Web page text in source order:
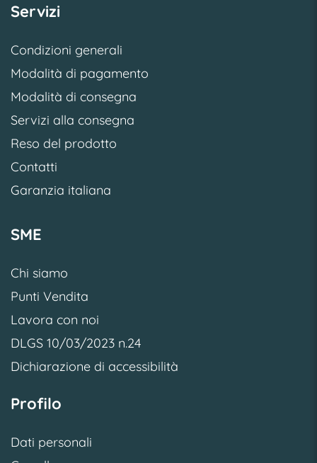
Servizi
Condizioni generali
Modalità di pagamento
Modalità di consegna
Servizi alla consegna
Reso del prodotto
Contatti
Garanzia italiana
SME
Chi siamo
Punti Vendita
Lavora con noi
DLGS 10/03/2023 n.24
Dichiarazione di accessibilità
Profilo
Dati personali